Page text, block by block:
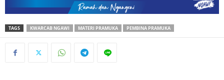
TAGS KWARCAB NGAWI MATERI PRAMUKA PEMBINA PRAMUKA